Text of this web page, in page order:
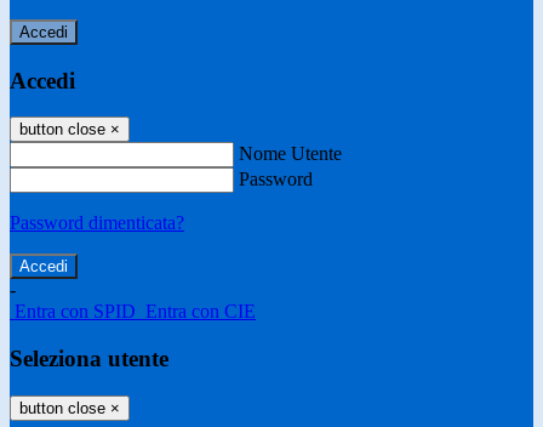
Accedi
Accedi
button close ×
Nome Utente
Password
Password dimenticata?
-
Entra con SPID Entra con CIE
Seleziona utente
button close ×